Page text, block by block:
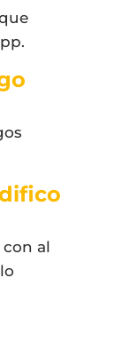
con al